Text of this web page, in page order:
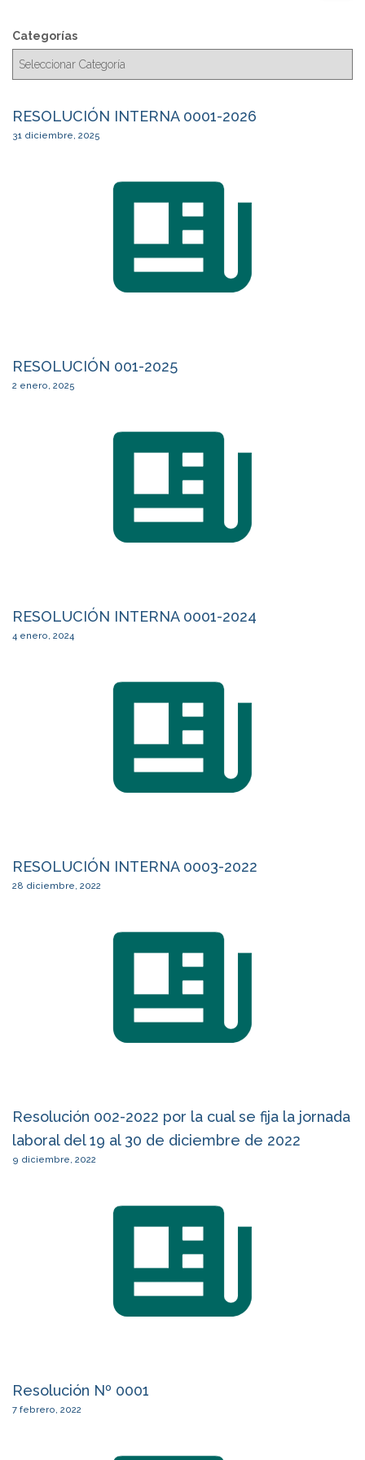
c
a
Categorías
RESOLUCIÓN INTERNA 0001-2026
31 diciembre, 2025
RESOLUCIÓN 001-2025
2 enero, 2025
RESOLUCIÓN INTERNA 0001-2024
4 enero, 2024
RESOLUCIÓN INTERNA 0003-2022
28 diciembre, 2022
Resolución 002-2022 por la cual se fija la jornada
laboral del 19 al 30 de diciembre de 2022
9 diciembre, 2022
Resolución Nº 0001
7 febrero, 2022